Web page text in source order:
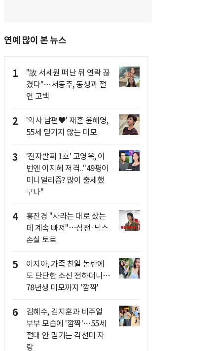
연예 많이 본 뉴스
1
"故 서세원 떠난 뒤 연락 끊
겼다"…서동주, 동생과 절
연 고백
2
'의사 남편♥' 재혼 윤해영,
55세 믿기지 않는 미모
3
'전자발찌 1호' 고영욱, 이
번엔 이지혜 저격.."49평이
미니멀리즘? 많이 출세했
구나"
4
홍진경 "사라는 대로 샀는
데 계속 빠져"…삼전·닉스
손실 토로
5
이지아, 가족 친일 논란에
도 단단한 소신 전하더니…
78년생 미모까지 '깜짝'
6
김혜수, 김지훈과 비주얼
부부 모습에 '깜짝'…55세
절대 안 믿기는 각선미 자
랑